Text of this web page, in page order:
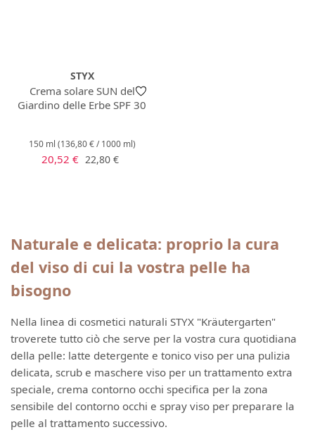
STYX
Crema solare SUN del
Giardino delle Erbe SPF 30
150 ml (136,80 € / 1000 ml)
Prezzo di vendita:
20,52 € Prezzo normale:
22,80 €
Naturale e delicata: proprio la cura
del viso di cui la vostra pelle ha
bisogno
Nella linea di cosmetici naturali STYX "Kräutergarten"
troverete tutto ciò che serve per la vostra cura quotidiana
della pelle: latte detergente e tonico viso per una pulizia
delicata, scrub e maschere viso per un trattamento extra
speciale, crema contorno occhi specifica per la zona
sensibile del contorno occhi e spray viso per preparare la
pelle al trattamento successivo.